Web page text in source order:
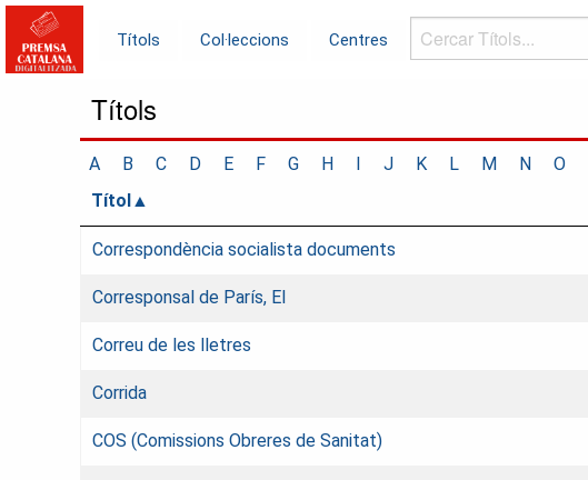
Títols Col·leccions Centres
Cercar
Títols...
Títols
A B C D E F G H I J K L M N O
Títol
Correspondència socialista documents
Corresponsal de París, El
Correu de les lletres
Corrida
COS (Comissions Obreres de Sanitat)